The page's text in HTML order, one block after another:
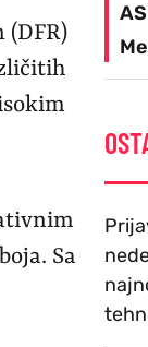
Sa